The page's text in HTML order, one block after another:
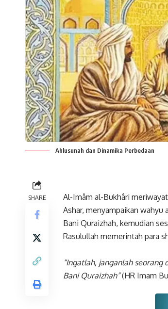
Ahlusunah dan Dinamika Perbedaan
SHARE
Al-Imâm al-Bukhâri
Ashar, menyampaikan wahyu
Bani Quraizhah, kemudian
Rasulullah memerintah para
“Ingatlah, janganlah
Bani Quraizhah”(HR Imam